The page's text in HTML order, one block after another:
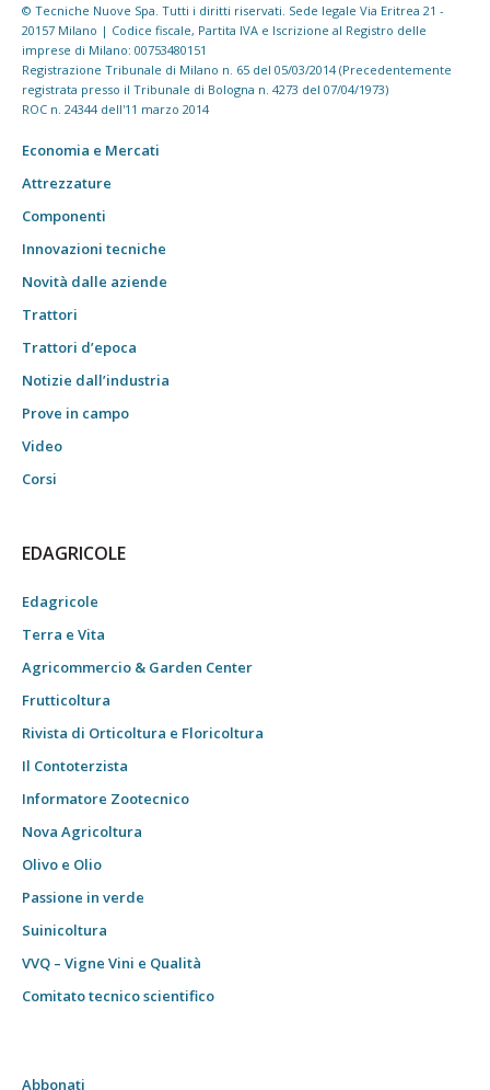
© Tecniche Nuove Spa. Tutti i diritti riservati. Sede legale Via Eritrea 21 -
20157 Milano | Codice fiscale, Partita IVA e Iscrizione al Registro delle
imprese di Milano: 00753480151
Registrazione Tribunale di Milano n. 65 del 05/03/2014 (Precedentemente
registrata presso il Tribunale di Bologna n. 4273 del 07/04/1973)
ROC n. 24344 dell'11 marzo 2014
Economia e Mercati
Attrezzature
Componenti
Innovazioni tecniche
Novità dalle aziende
Trattori
Trattori d’epoca
Notizie dall’industria
Prove in campo
Video
Corsi
EDAGRICOLE
Edagricole
Terra e Vita
Agricommercio & Garden Center
Frutticoltura
Rivista di Orticoltura e Floricoltura
Il Contoterzista
Informatore Zootecnico
Nova Agricoltura
Olivo e Olio
Passione in verde
Suinicoltura
VVQ – Vigne Vini e Qualità
Comitato tecnico scientifico
Abbonati